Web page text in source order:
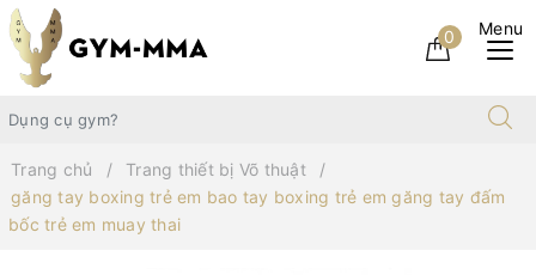
0
Trang chủ
Trang thiết bị Võ thuật
găng tay boxing trẻ em bao tay boxing trẻ em găng tay đấm
bốc trẻ em muay thai